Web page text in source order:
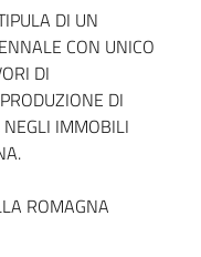
DI UN
CON UNICO
DI
DI
IMMOBILI
ROMAGNA